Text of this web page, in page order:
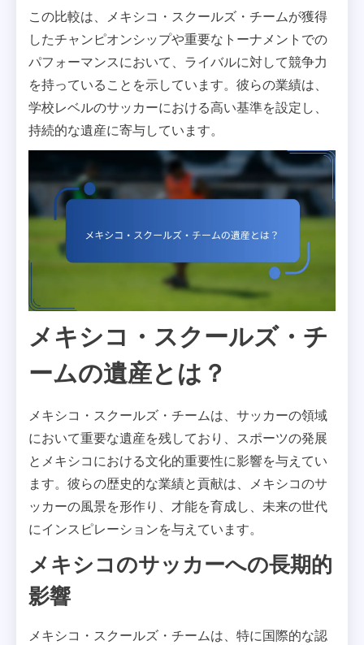
この比較は、メキシコ・スクールズ・チームが獲得
したチャンピオンシップや重要なトーナメントでの
パフォーマンスにおいて、ライバルに対して競争力
を持っていることを示しています。彼らの業績は、
学校レベルのサッカーにおける高い基準を設定し、
持続的な遺産に寄与しています。
メキシコ・スクールズ・チ
ームの遺産とは？
メキシコ・スクールズ・チームは、サッカーの領域
において重要な遺産を残しており、スポーツの発展
とメキシコにおける文化的重要性に影響を与えてい
ます。彼らの歴史的な業績と貢献は、メキシコのサ
ッカーの風景を形作り、才能を育成し、未来の世代
にインスピレーションを与えています。
メキシコのサッカーへの長期的
影響
メキシコ・スクールズ・チームは、特に国際的な認